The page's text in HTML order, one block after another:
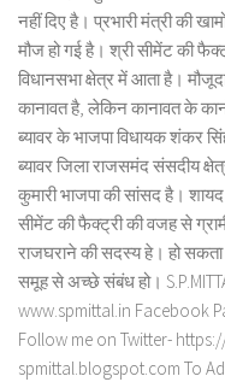
नहीं दिए है। प्रभारी मंत्री की
मौज हो गई है। श्री सीमेंट की
विधानसभा क्षेत्र में आता है।
कानावत है, लेकिन कानावत के
ब्यावर के भाजपा विधायक शंकर
ब्यावर जिला राजसमंद संसदीय
कुमारी भाजपा की सांसद है। शायद
सीमेंट की फैक्ट्री की वजह से
राजघराने की सदस्य हे। हो
समूह से अच्छे संबंध हो।
www.spmittal.in Facebook
Follow me on Twitter-
spmittal.blogspot.com To